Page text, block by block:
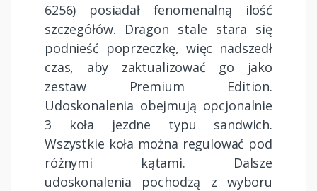
6256) posiadał fenomenalną ilość
szczegółów. Dragon stale stara się
podnieść poprzeczkę, więc nadszedł
czas, aby zaktualizować go jako
zestaw Premium Edition.
Udoskonalenia obejmują opcjonalnie
3 koła jezdne typu sandwich.
Wszystkie koła można regulować pod
różnymi kątami. Dalsze
udoskonalenia pochodzą z wyboru